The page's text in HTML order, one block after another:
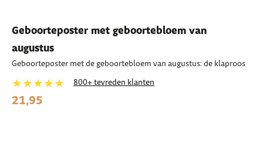
Geboorteposter met geboortebloem van
augustus
Geboorteposter met de geboortebloem van augustus: de klaproos
★★★★★ 800+ tevreden klanten
21,95